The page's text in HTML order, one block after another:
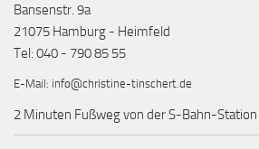
Bansenstr. 9a
21075 Hamburg - Heimfeld
Tel: 040 - 790 85 55
E-Mail: info@christine-tinschert.de
2 Minuten Fußweg von der S-Bahn-